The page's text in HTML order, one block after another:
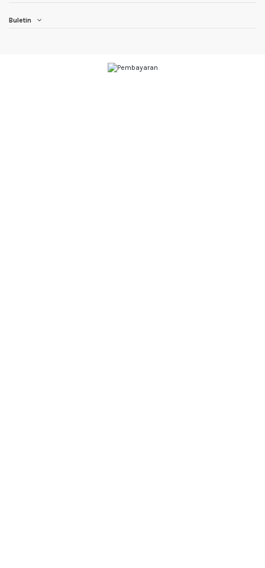
Buletin